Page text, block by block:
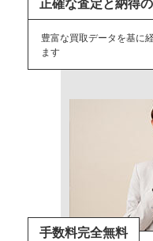
正確な査定と納得
豊富な買取データを基に
ます
手数料完全無料